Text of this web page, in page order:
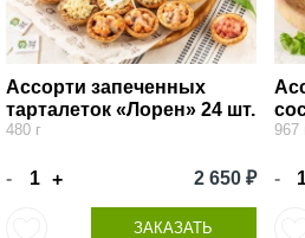
Ассорти запеченных
тарталеток «Лорен» 24 шт.
480 г
- + 2 650 ₽
ЗАКАЗАТЬ
967
-